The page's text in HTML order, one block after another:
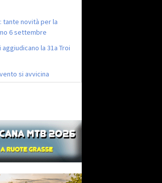
tante novità per la
6 settembre
aggiudicano la 31a Troi
si avvicina